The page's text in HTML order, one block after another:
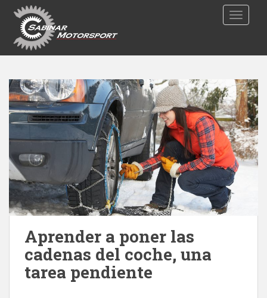
Aprender a poner las
cadenas del coche, una
tarea pendiente